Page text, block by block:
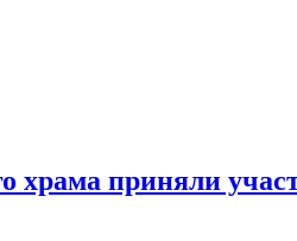
храма приняли